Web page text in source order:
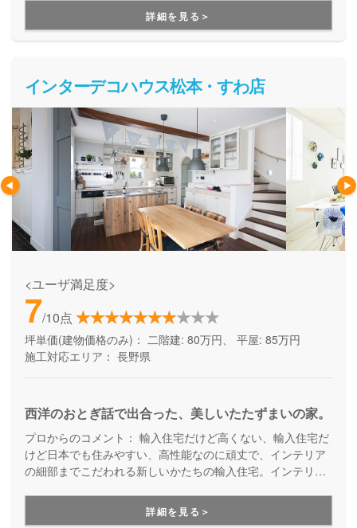
いう時の地震に備えたい方にオススメです。
詳細を見る＞
インターデコハウス松本・すわ店
<ユーザ満足度>
7/10点
坪単価(建物価格のみ)： 二階建: 80万円、 平屋: 85万円
施工対応エリア： 長野県
西洋のおとぎ話で出合った、美しいたたずまいの家。
プロからのコメント： 輸入住宅だけど高くない、輸入住宅だ
けど日本でも住みやすい、高性能なのに頑丈で、インテリア
の細部までこだわれる新しいかたちの輸入住宅。インテリ
宅「インターデコハウス」は全国で10,000人以上の日本人＆
外国人オーナー様に愛され続けています。
詳細を見る＞